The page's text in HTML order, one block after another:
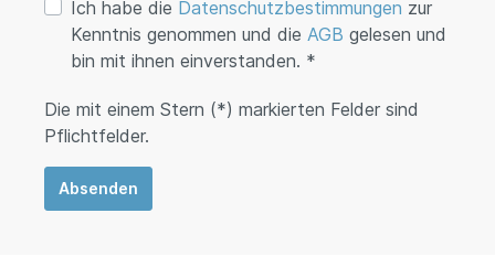
Ich habe die Datenschutzbestimmungen zur
Kenntnis genommen und die AGB gelesen und
bin mit ihnen einverstanden. *
Die mit einem Stern (*) markierten Felder sind
Pflichtfelder.
Absenden